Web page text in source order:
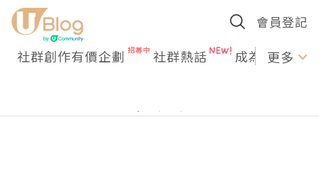
會員登記
社群創作有價企劃 社群熱話 成為U更多